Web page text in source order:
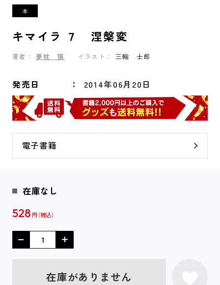
キマイラ ７ 涅槃変
著者： 夢枕 獏 イラスト： 三輪 士郎
発売日 2014年06月20日
電子書籍
在庫なし
528 円
在庫がありません